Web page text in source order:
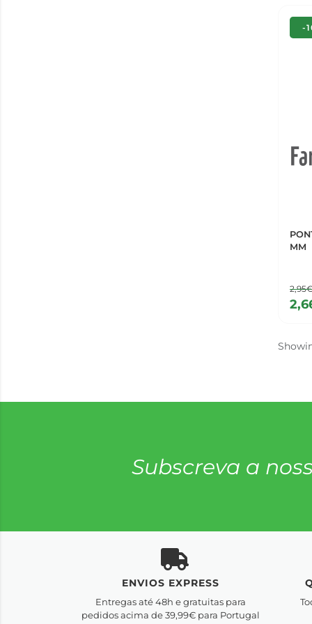
-
MM
Subscreva a
ENVIOS EXPRESS
Entregas até 48h e gratuitas para
pedidos acima de 39,99€ para Portugal